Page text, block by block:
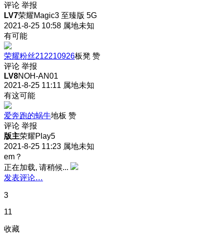
评论 举报
LV7荣耀Magic3 至臻版 5G
2021-8-25 10:58 属地未知
有可能
荣耀粉丝212210926板凳 赞
评论 举报
LV8NOH-AN01
2021-8-25 11:11 属地未知
有这可能
爱奔跑的蜗牛地板 赞
评论 举报
版主荣耀Play5
2021-8-25 11:23 属地未知
em？
正在加载, 请稍候...
发表评论…
3
11
收藏